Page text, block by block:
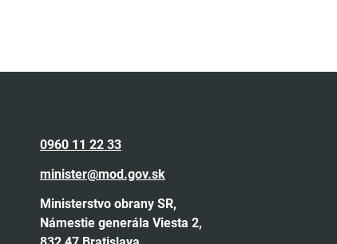
0960 11 22 33
minister@mod.gov.sk
Ministerstvo obrany SR,
Námestie generála Viesta 2,